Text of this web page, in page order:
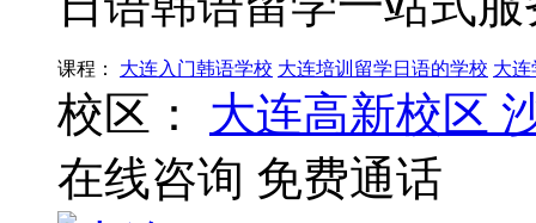
课程： 大连入门韩语学校 大连培训留学日语的学校 大
校区： 大连高新校区
在线咨询 免费通话